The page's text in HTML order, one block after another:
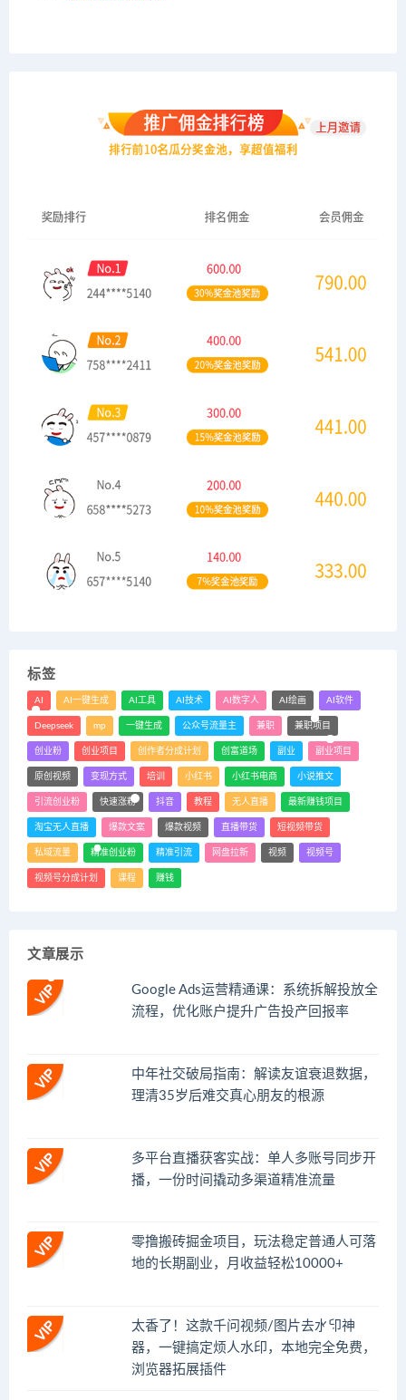
标签
AI AI一键生成 AI工具 AI技术 AI数字人 AI绘画 AI软件
Deepseek mp 一键生成 公众号流量主 兼职 兼职项目
创业粉 创业项目 创作者分成计划 创富道场 副业 副业项目
原创视频 变现方式 培训 小红书 小红书电商 小说推文
引流创业粉 快速涨粉 抖音 教程 无人直播 最新赚钱项目
淘宝无人直播 爆款文案 爆款视频 直播带货 短视频带货
私域流量 精准创业粉 精准引流 网盘拉新 视频 视频号
视频号分成计划 课程 赚钱
文章展示
Google Ads运营精通课：系统拆解投放全
流程，优化账户提升广告投产回报率
中年社交破局指南：解读友谊衰退数据，
理清35岁后难交真心朋友的根源
多平台直播获客实战：单人多账号同步开
播，一份时间撬动多渠道精准流量
零撸搬砖掘金项目，玩法稳定普通人可落
地的长期副业，月收益轻松10000+
太香了！这款千问视频/图片去水印神
器，一键搞定烦人水印，本地完全免费，
浏览器拓展插件